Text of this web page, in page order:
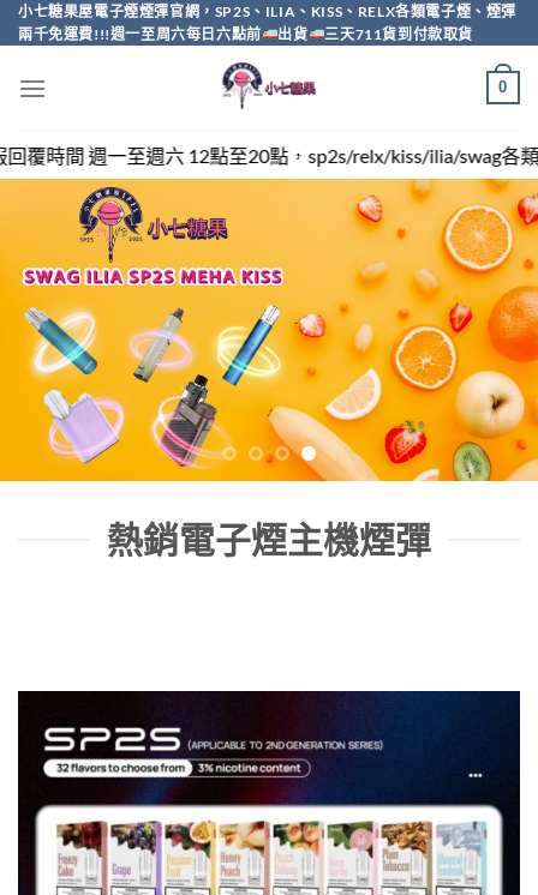
Skip
to
小七糖果屋電子煙煙彈官網，SP2S、ILIA、KISS、RELX各類電子煙、煙彈
兩千免運費!!!週一至周六每日六點前
出貨 三天711貨到付款取貨
0
至20點，sp2s/relx/kiss/ilia/swag各類電子煙煙彈買越多越便
熱銷電子煙主機煙彈